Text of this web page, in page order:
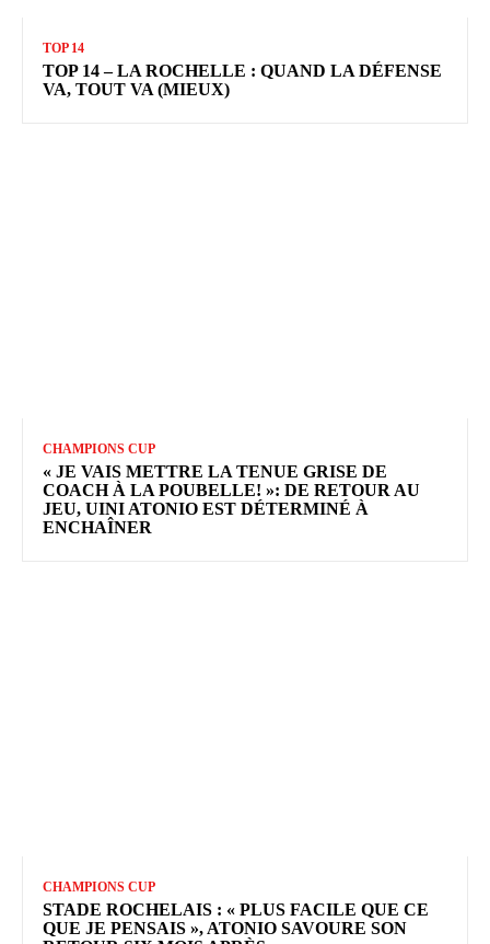
TOP 14
TOP 14 – LA ROCHELLE : QUAND LA DÉFENSE
VA, TOUT VA (MIEUX)
CHAMPIONS CUP
« JE VAIS METTRE LA TENUE GRISE DE
COACH À LA POUBELLE! »: DE RETOUR AU
JEU, UINI ATONIO EST DÉTERMINÉ À
ENCHAÎNER
CHAMPIONS CUP
STADE ROCHELAIS : « PLUS FACILE QUE CE
QUE JE PENSAIS », ATONIO SAVOURE SON